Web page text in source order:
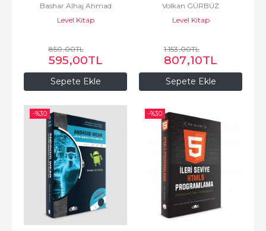
Sepete Ekle
Bashar Alhaj Ahmad
Level Kitap
850,00TL
595,00TL
Sepete Ekle
Volkan GÜRBÜZ
Level Kitap
1.153,00TL
807,10TL
-%30 -%30